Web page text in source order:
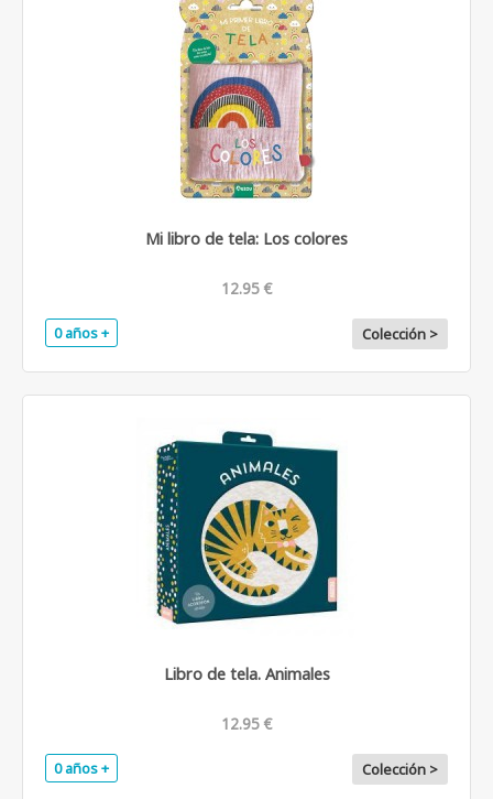
Mi libro de tela: Los colores
12.95 €
0 años + Colección >
Libro de tela. Animales
12.95 €
0 años + Colección >